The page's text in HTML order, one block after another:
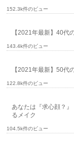
152.3k件のビュー
【2021年最新】40代
143.4k件のビュー
【2021年最新】50代
122.8k件のビュー
あなたは『求心顔？
るメイク
104.5k件のビュー